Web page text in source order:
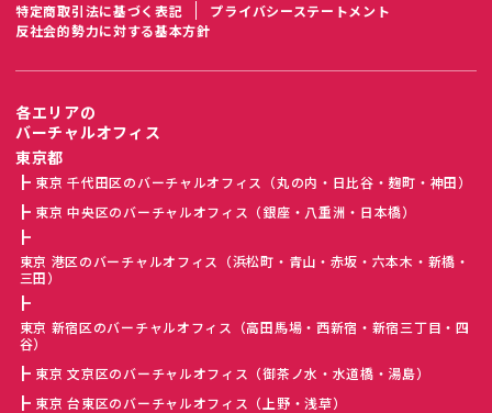
特定商取引法に基づく表記
プライバシーステートメント
反社会的勢力に対する基本方針
各エリアの
バーチャルオフィス
東京都
東京 千代田区のバーチャルオフィス（丸の内・日比谷・麹町・神田）
東京 中央区のバーチャルオフィス（銀座・八重洲・日本橋）
東京 港区のバーチャルオフィス（浜松町・青山・赤坂・六本木・新橋・
三田）
東京 新宿区のバーチャルオフィス（高田馬場・西新宿・新宿三丁目・四
谷）
東京 文京区のバーチャルオフィス（御茶ノ水・水道橋・湯島）
東京 台東区のバーチャルオフィス（上野・浅草）